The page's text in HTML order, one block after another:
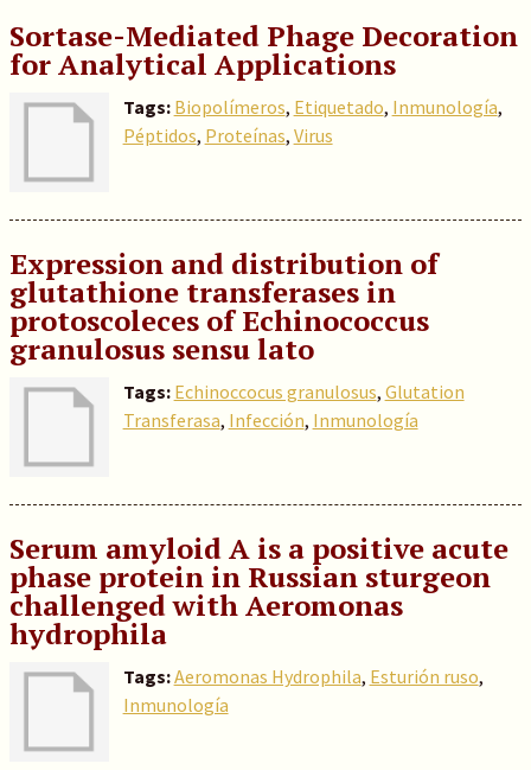
Sortase-Mediated Phage Decoration
for Analytical Applications
Tags: Biopolímeros, Etiquetado, Inmunología,
Péptidos, Proteínas, Virus
Expression and distribution of
glutathione transferases in
protoscoleces of Echinococcus
granulosus sensu lato
Tags: Echinoccocus granulosus, Glutation
Transferasa, Infección, Inmunología
Serum amyloid A is a positive acute
phase protein in Russian sturgeon
challenged with Aeromonas
hydrophila
Tags:Aeromonas Hydrophila, Esturión ruso,
Inmunología